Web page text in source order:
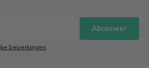
Abonneer
beperkingen